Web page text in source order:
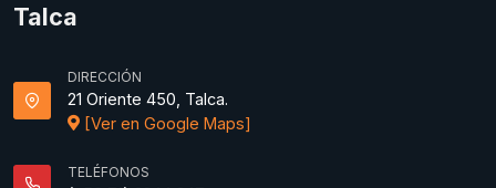
Talca
DIRECCIÓN
21 Oriente 450, Talca.
[Ver en Google Maps]
TELÉFONOS